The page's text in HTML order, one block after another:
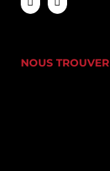
NOUS TROUVER